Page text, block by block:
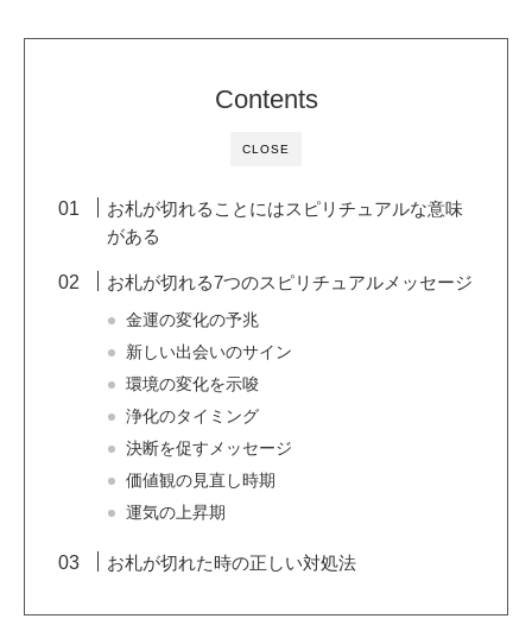
CLOSE
Contents
お札が切れることにはスピリチュアルな意味
がある
お札が切れる7つのスピリチュアルメッセージ
金運の変化の予兆
新しい出会いのサイン
環境の変化を示唆
浄化のタイミング
決断を促すメッセージ
価値観の見直し時期
運気の上昇期
お札が切れた時の正しい対処法